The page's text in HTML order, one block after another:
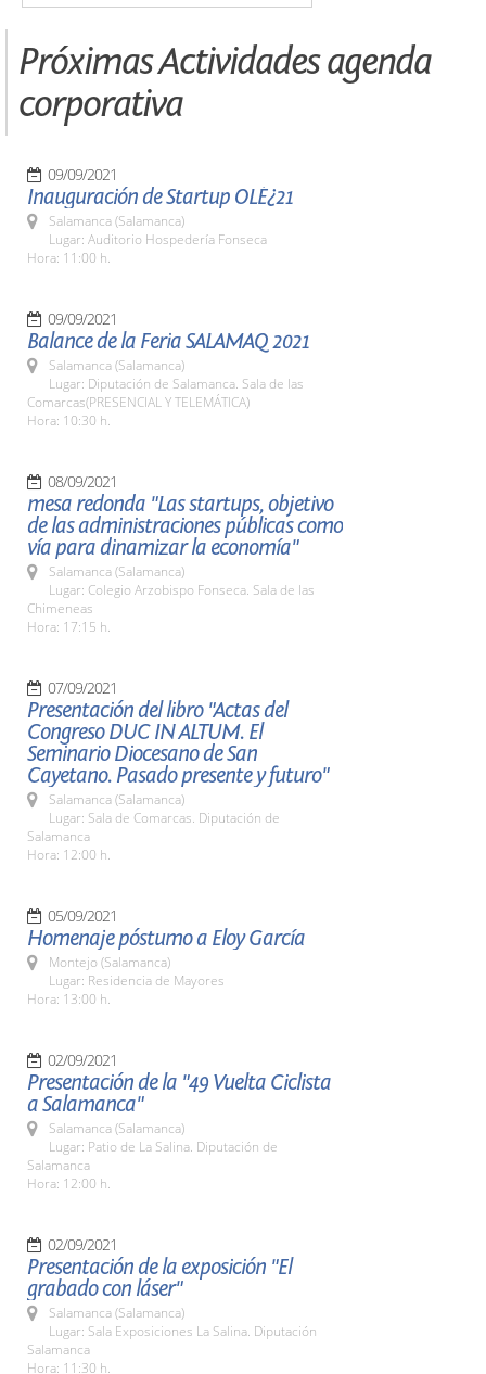
Próximas Actividades agenda
corporativa
09/09/2021
Inauguración de Startup OLÉ¿21
Salamanca (Salamanca)
Lugar: Auditorio Hospedería Fonseca
Hora: 11:00 h.
09/09/2021
Balance de la Feria SALAMAQ 2021
Salamanca (Salamanca)
Lugar: Diputación de Salamanca. Sala de las
Comarcas(PRESENCIAL Y TELEMÁTICA)
Hora: 10:30 h.
08/09/2021
mesa redonda "Las startups, objetivo
de las administraciones públicas como
vía para dinamizar la economía"
Salamanca (Salamanca)
Lugar: Colegio Arzobispo Fonseca. Sala de las
Chimeneas
Hora: 17:15 h.
07/09/2021
Presentación del libro "Actas del
Congreso DUC IN ALTUM. El
Seminario Diocesano de San
Cayetano. Pasado presente y futuro"
Salamanca (Salamanca)
Lugar: Sala de Comarcas. Diputación de
Salamanca
Hora: 12:00 h.
05/09/2021
Homenaje póstumo a Eloy García
Montejo (Salamanca)
Lugar: Residencia de Mayores
Hora: 13:00 h.
02/09/2021
Presentación de la "49 Vuelta Ciclista
a Salamanca"
Salamanca (Salamanca)
Lugar: Patio de La Salina. Diputación de
Salamanca
Hora: 12:00 h.
02/09/2021
Presentación de la exposición "El
grabado con láser"
Salamanca (Salamanca)
Lugar: Sala Exposiciones La Salina. Diputación
Salamanca
Hora: 11:30 h.